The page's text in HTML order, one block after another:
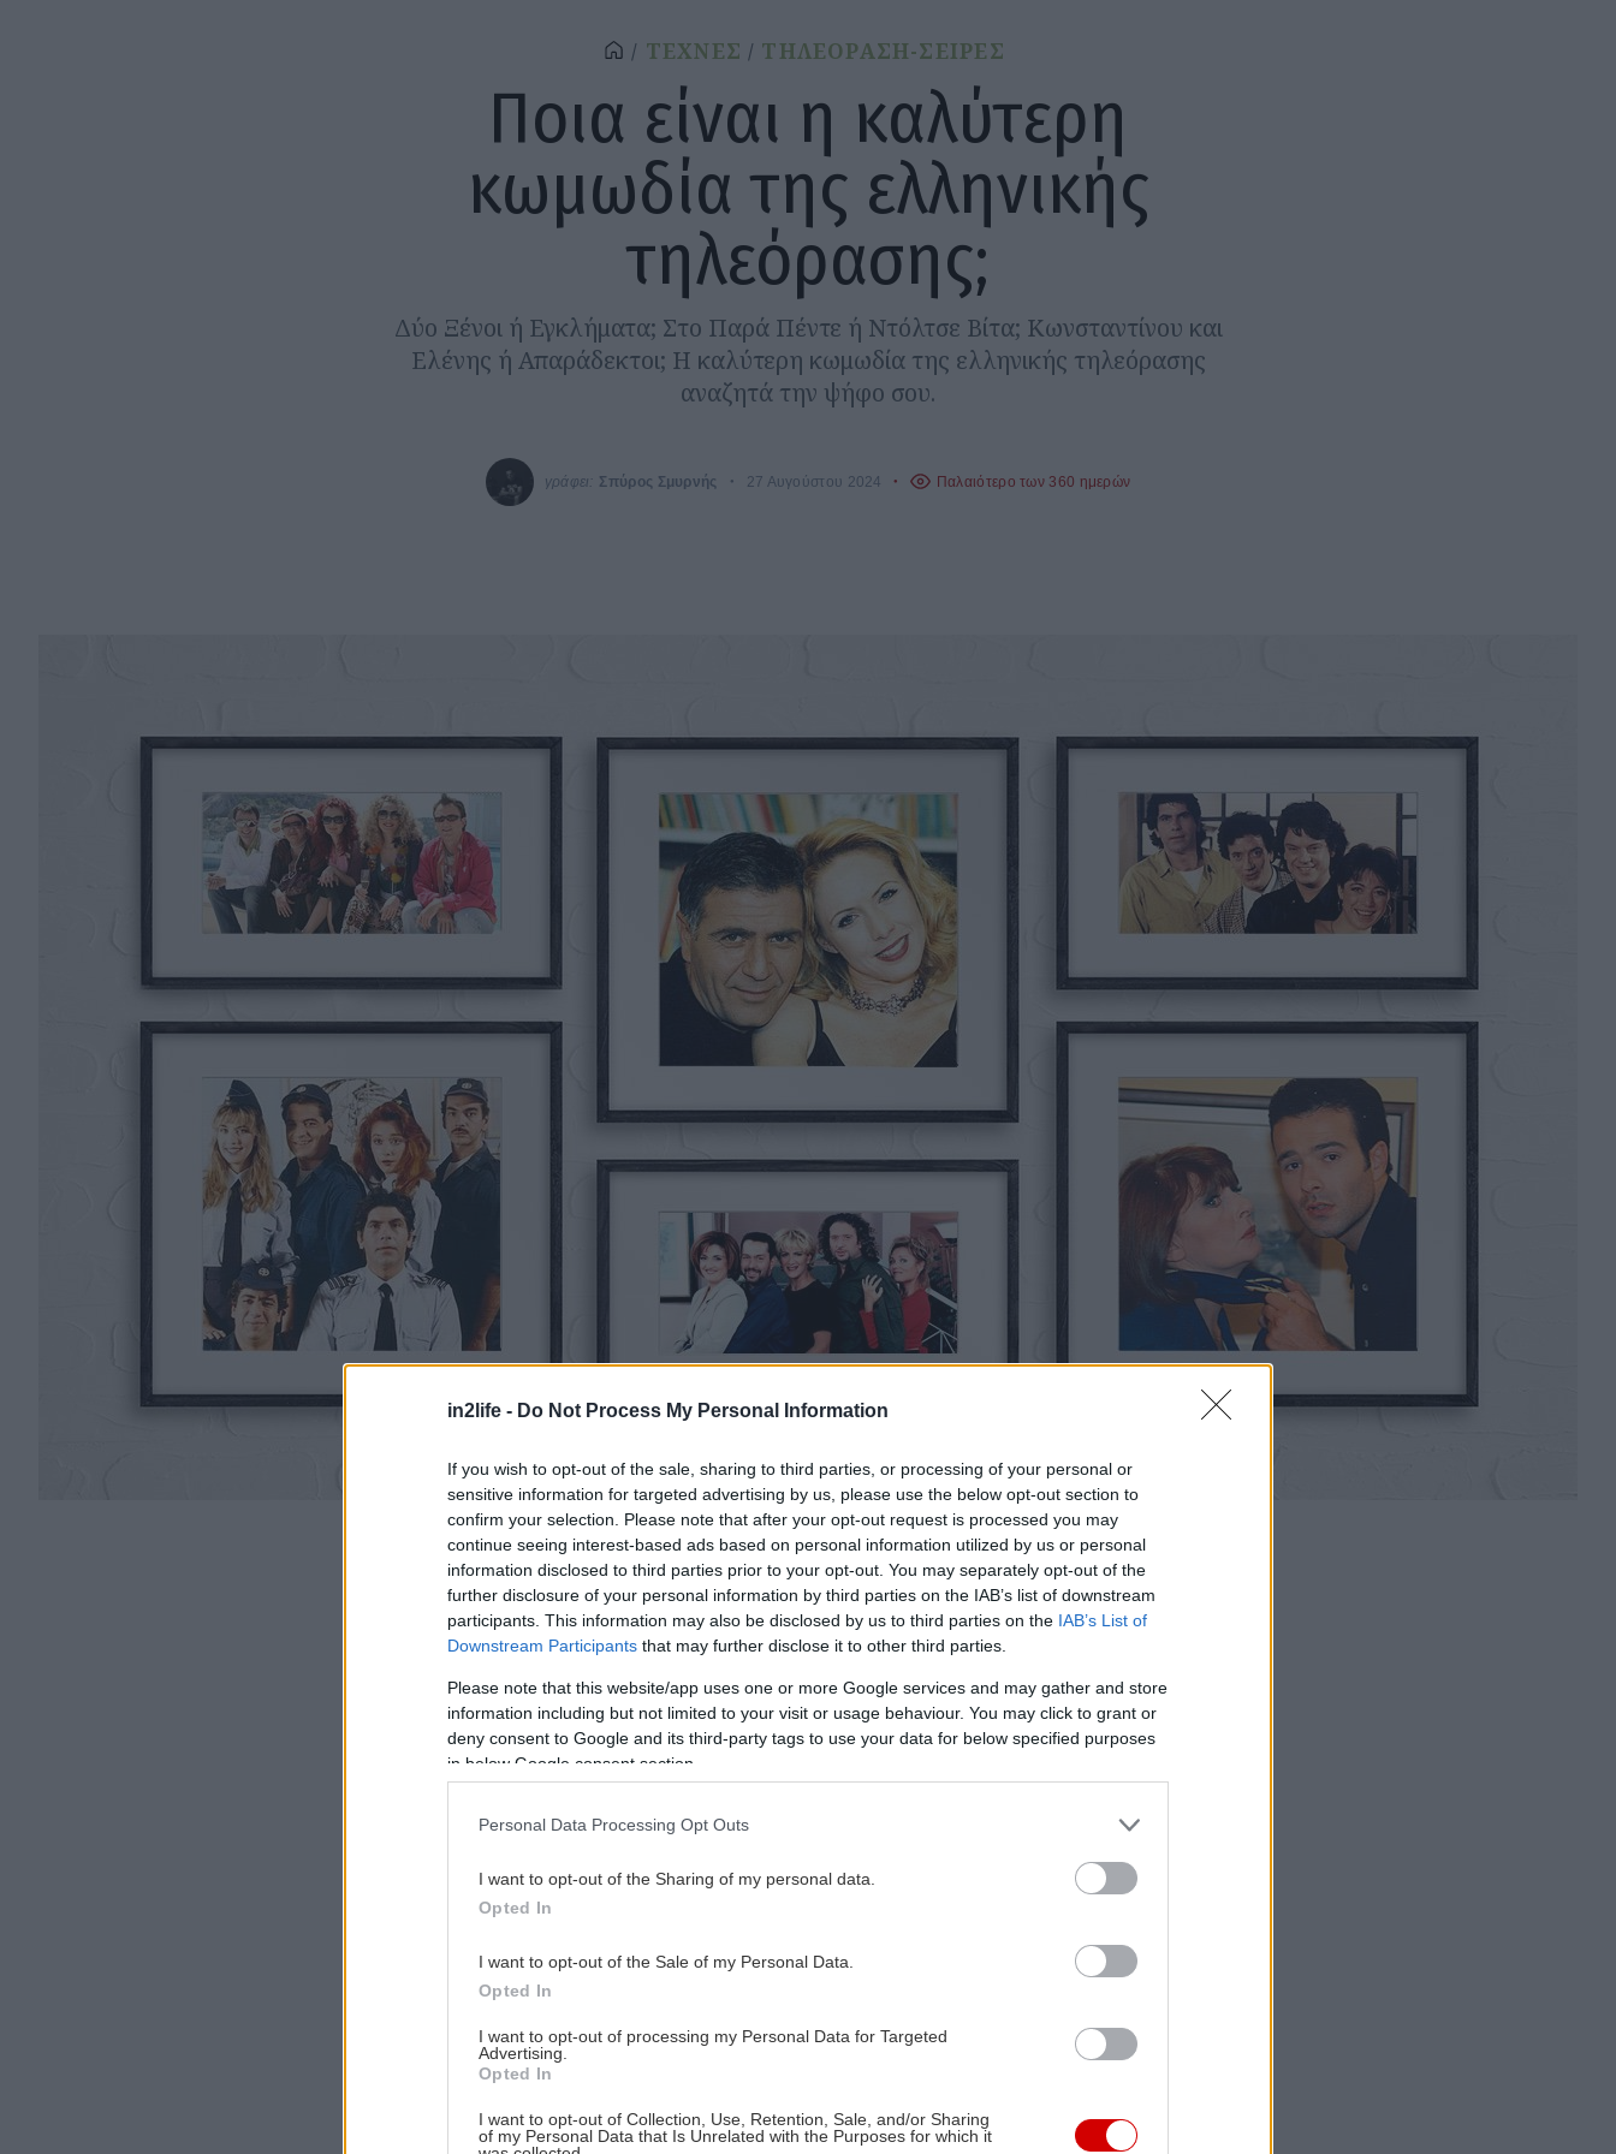
in2life - Do Not Process My Personal Information
If you wish to opt-out of the sale, sharing to third parties, or processing of your personal or
sensitive information for targeted advertising by us, please use the below opt-out section to
confirm your selection. Please note that after your opt-out request is processed you may
continue seeing interest-based ads based on personal information utilized by us or personal
information disclosed to third parties prior to your opt-out. You may separately opt-out of the
further disclosure of your personal information by third parties on the IAB’s list of downstream
participants. This information may also be disclosed by us to third parties on the IAB’s List of
Downstream Participants that may further disclose it to other third parties.
Please note that this website/app uses one or more Google services and may gather and store
information including but not limited to your visit or usage behaviour. You may click to grant or
deny consent to Google and its third-party tags to use your data for below specified purposes
in below Google consent section.
Personal Data Processing Opt Outs
I want to opt-out of the Sharing of my personal data.
Opted In
I want to opt-out of the Sale of my Personal Data.
Opted In
I want to opt-out of processing my Personal Data for Targeted
Advertising.
Opted In
I want to opt-out of Collection, Use, Retention, Sale, and/or Sharing
of my Personal Data that Is Unrelated with the Purposes for which it
ΤΕΧΝΕΣ ΤΗΛΕΟΡΑΣΗ-ΣΕΙΡΕΣ
Ποια είναι η καλύτερη
κωμωδία της ελληνικής
τηλεόρασης;
Δύο Ξένοι ή Εγκλήματα; Στο Παρά Πέντε ή Ντόλτσε Βίτα; Κωνσταντίνου και
Ελένης ή Απαράδεκτοι; Η καλύτερη κωμωδία της ελληνικής τηλεόρασης
αναζητά την ψήφο σου.
γράφει: Σπύρος Σμυρνής 27 Αυγούστου 2024 Παλαιότερο των 360 ημερών